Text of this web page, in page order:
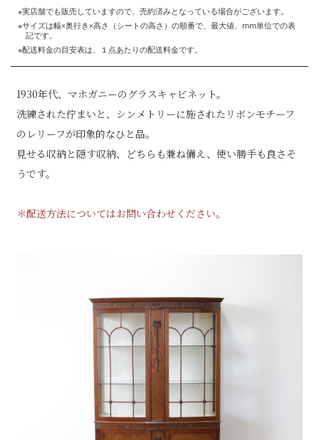
※実店舗でも販売していますので、売約済みとなっている場合がございます。
※サイズは幅×奥行き×高さ（シートの高さ）の順番で、最大値、mm単位での表
記です。
※配送料金の目安表は、１点あたりの配送料金です。
1930年代、マホガニーのグラスキャビネット。
洗練された佇まいと、シンメトリーに施されたリボンモチーフ
のレリーフが印象的なひと品。
見せる収納と隠す収納、どちらも兼ね備え、使い勝手も良さそ
うです。
＊配送方法についてはお問い合わせください。